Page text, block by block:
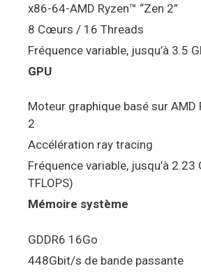
x86-64-AMD Ryzen™ “Zen 2”
8 Cœurs / 16 Threads
Fréquence variable, jusqu’à 3.5
GPU
Moteur graphique basé sur AMD
2
Accélération ray tracing
Fréquence variable, jusqu’à 2.23
TFLOPS)
Mémoire système
GDDR6 16Go
448Gbit/s de bande passante